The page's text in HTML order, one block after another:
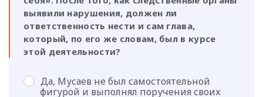
выявили нарушения, должен ли
ответственность нести и сам глава,
который, по его же словам, был в курсе
этой деятельности?
Да, Мусаев не был самостоятельной
фигурой и выполнял поручения своих